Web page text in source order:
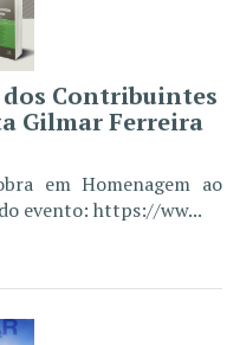
Contribuintes
Gilmar Ferreira
em Homenagem ao
evento: https://ww...